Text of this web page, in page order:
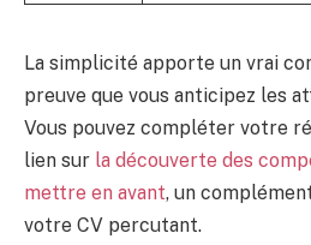
La simplicité apporte un vrai
preuve que vous anticipez les
Vous pouvez compléter votre
lien sur la découverte des
mettre en avant, un
votre CV percutant.